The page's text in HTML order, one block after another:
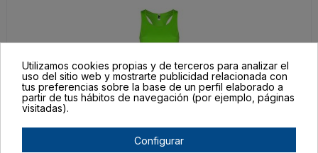
Utilizamos cookies propias y de terceros para analizar el
uso del sitio web y mostrarte publicidad relacionada con
tus preferencias sobre la base de un perfil elaborado a
partir de tus hábitos de navegación (por ejemplo, páginas
visitadas).
Configurar